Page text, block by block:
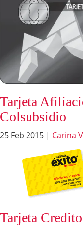
Tarjeta
Colsubsidio
25 Feb 2015 | Carina
Tarjeta